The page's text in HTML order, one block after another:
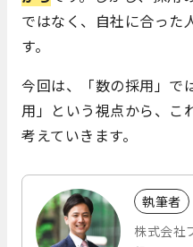
ではなく、自社に合った
す。
今回は、「数の採用」で
用」という視点から、こ
考えていきます。
執筆者
株式会社